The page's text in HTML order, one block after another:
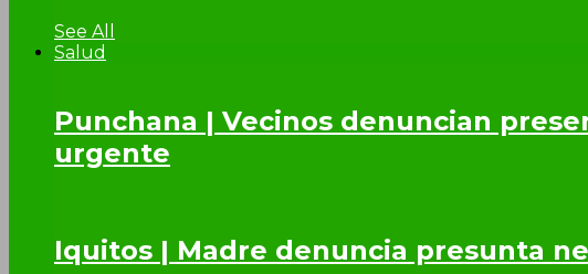
See All
Salud
Punchana | Vecinos denuncian
urgente
Iquitos | Madre denuncia presunta